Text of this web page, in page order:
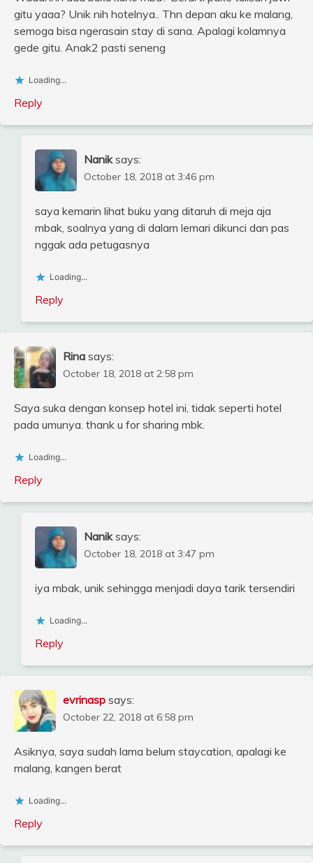
gitu yaaa? Unik nih hotelnya.. Thn depan aku ke malang,
semoga bisa ngerasain stay di sana. Apalagi kolamnya
gede gitu. Anak2 pasti seneng
Loading...
Reply
Nanik says:
October 18, 2018 at 3:46 pm
saya kemarin lihat buku yang ditaruh di meja aja
mbak, soalnya yang di dalam lemari dikunci dan pas
nggak ada petugasnya
Loading...
Reply
Rina says:
October 18, 2018 at 2:58 pm
Saya suka dengan konsep hotel ini, tidak seperti hotel
pada umunya. thank u for sharing mbk.
Loading...
Reply
Nanik says:
October 18, 2018 at 3:47 pm
iya mbak, unik sehingga menjadi daya tarik tersendiri
Loading...
Reply
evrinasp says:
October 22, 2018 at 6:58 pm
Asiknya, saya sudah lama belum staycation, apalagi ke
malang, kangen berat
Loading...
Reply